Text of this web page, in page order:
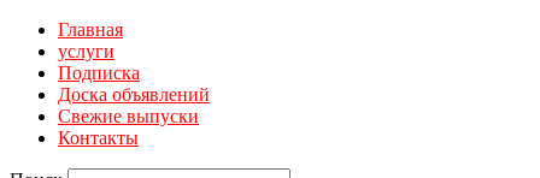
Главная
услуги
Подписка
Доска объявлений
Свежие выпуски
Контакты